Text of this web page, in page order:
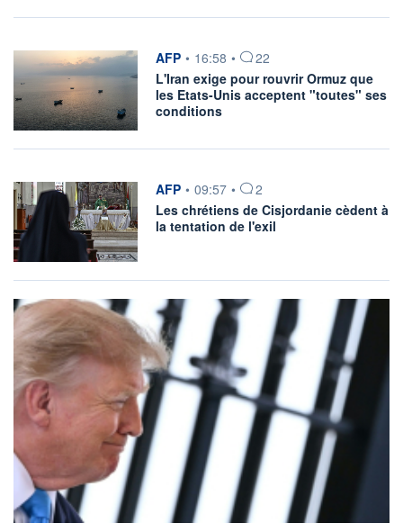
information fournie par
AFP • 16:58 •
22
L'Iran exige pour rouvrir Ormuz que
les Etats-Unis acceptent "toutes" ses
conditions
information fournie par
AFP • 09:57 •
2
Les chrétiens de Cisjordanie cèdent à
la tentation de l'exil